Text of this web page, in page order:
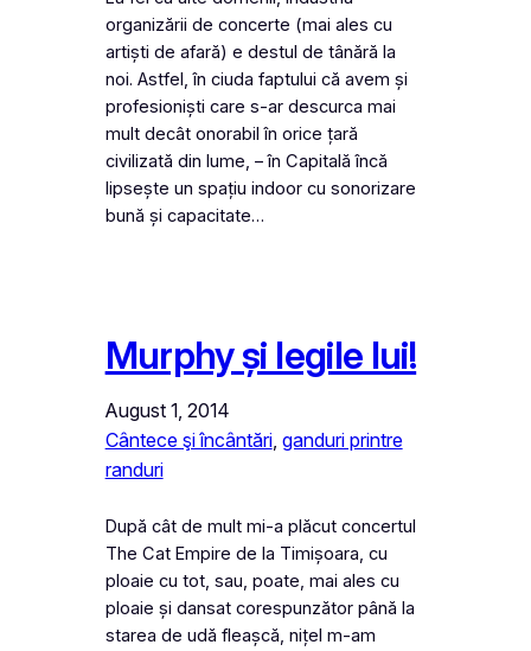
organizării de concerte (mai ales cu
artiști de afară) e destul de tânără la
noi. Astfel, în ciuda faptului că avem și
profesioniști care s-ar descurca mai
mult decât onorabil în orice țară
civilizată din lume, – în Capitală încă
lipsește un spațiu indoor cu sonorizare
bună și capacitate…
Murphy și legile lui!
August 1, 2014
Cântece şi încântări, ganduri printre
randuri
După cât de mult mi-a plăcut concertul
The Cat Empire de la Timișoara, cu
ploaie cu tot, sau, poate, mai ales cu
ploaie și dansat corespunzător până la
starea de udă fleașcă, nițel m-am